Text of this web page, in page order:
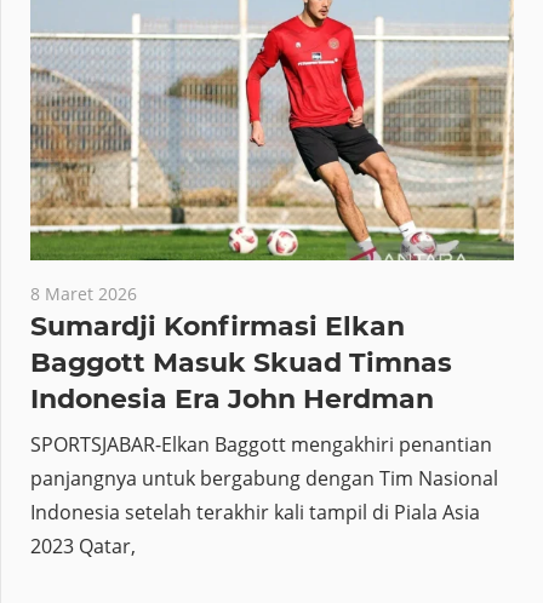
8 Maret 2026
Sumardji Konfirmasi Elkan
Baggott Masuk Skuad Timnas
Indonesia Era John Herdman
SPORTSJABAR-Elkan Baggott mengakhiri penantian
panjangnya untuk bergabung dengan Tim Nasional
Indonesia setelah terakhir kali tampil di Piala Asia
2023 Qatar,